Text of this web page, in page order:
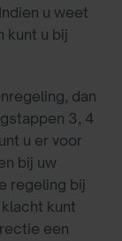
u weet
kunt u bij
dan
3, 4
u er voor
bij uw
regeling bij
kunt
een